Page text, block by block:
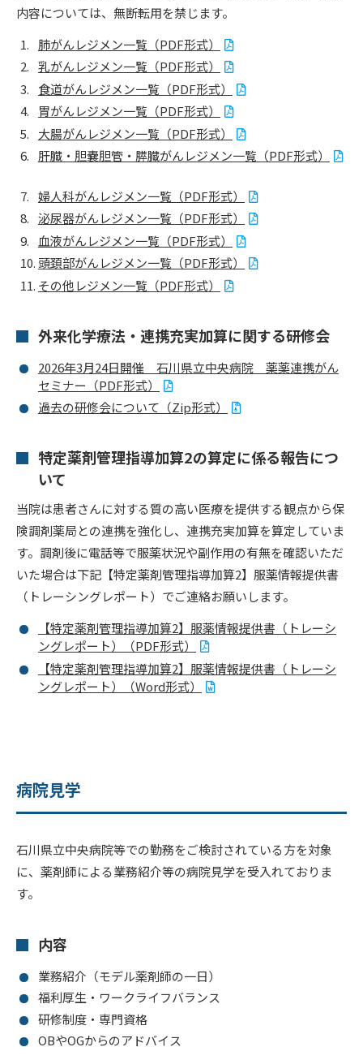
内容については、無断転用を禁じます。
肺がんレジメン一覧（PDF形式）
乳がんレジメン一覧（PDF形式）
食道がんレジメン一覧（PDF形式）
胃がんレジメン一覧（PDF形式）
大腸がんレジメン一覧（PDF形式）
肝臓・胆嚢胆管・膵臓がんレジメン一覧（PDF形式）
婦人科がんレジメン一覧（PDF形式）
泌尿器がんレジメン一覧（PDF形式）
血液がんレジメン一覧（PDF形式）
頭頚部がんレジメン一覧（PDF形式）
その他レジメン一覧（PDF形式）
外来化学療法・連携充実加算に関する研修会
2026年3月24日開催 石川県立中央病院 薬薬連携がん
セミナー（PDF形式）
過去の研修会について（Zip形式）
特定薬剤管理指導加算2の算定に係る報告につ
いて
当院は患者さんに対する質の高い医療を提供する観点から保
険調剤薬局との連携を強化し、連携充実加算を算定していま
す。調剤後に電話等で服薬状況や副作用の有無を確認いただ
いた場合は下記【特定薬剤管理指導加算2】服薬情報提供書
（トレーシングレポート）でご連絡お願いします。
【特定薬剤管理指導加算2】服薬情報提供書（トレーシ
ングレポート）（PDF形式）
【特定薬剤管理指導加算2】服薬情報提供書（トレーシ
ングレポート）（Word形式）
病院見学
石川県立中央病院等での勤務をご検討されている方を対象
に、薬剤師による業務紹介等の病院見学を受入れておりま
す。
内容
業務紹介（モデル薬剤師の一日）
福利厚生・ワークライフバランス
研修制度・専門資格
OBやOGからのアドバイス